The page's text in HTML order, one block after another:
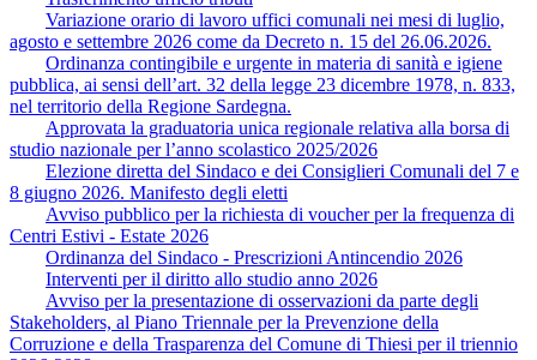
Variazione orario di lavoro uffici comunali nei mesi di luglio,
agosto e settembre 2026 come da Decreto n. 15 del 26.06.2026.
Ordinanza contingibile e urgente in materia di sanità e igiene
pubblica, ai sensi dell’art. 32 della legge 23 dicembre 1978, n. 833,
nel territorio della Regione Sardegna.
Approvata la graduatoria unica regionale relativa alla borsa di
studio nazionale per l’anno scolastico 2025/2026
Elezione diretta del Sindaco e dei Consiglieri Comunali del 7 e
8 giugno 2026. Manifesto degli eletti
Avviso pubblico per la richiesta di voucher per la frequenza di
Centri Estivi - Estate 2026
Ordinanza del Sindaco - Prescrizioni Antincendio 2026
Interventi per il diritto allo studio anno 2026
Avviso per la presentazione di osservazioni da parte degli
Stakeholders, al Piano Triennale per la Prevenzione della
Corruzione e della Trasparenza del Comune di Thiesi per il triennio